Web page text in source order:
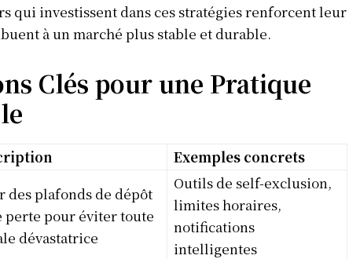
qui investissent dans ces stratégies renforcent leur
à un marché plus stable et durable.
Clés pour une Pratique
Exemples concrets
des plafonds de dépôt
perte pour éviter toute
dévastatrice
Outils de self-exclusion,
limites horaires,
notifications
intelligentes